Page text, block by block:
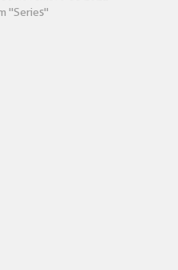
"Series"